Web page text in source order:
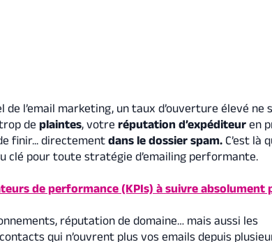
l’email marketing, un taux d’ouverture élevé ne
trop deplaintes, votreréputation d’expéditeur en
finir... directementdans le dossier spam. C’est là
clé pour toute stratégie d’emailing performante.
de performance (KPIs) à suivre absolument
réputation de domaine… mais aussi les
qui n’ouvrent plus vos emails depuis